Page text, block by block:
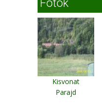
Fotók
Kisvonat
Parajd